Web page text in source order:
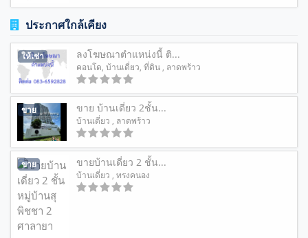
ประกาศใกล้เคียง
ให้เช่า ลงโฆษณาตำแหน่งนี้ ติ...
คอนโด, บ้านเดี่ยว, ที่ดิน , ลาดพร้าว
ขาย ขาย บ้านเดี่ยว 2ชั้น...
บ้านเดี่ยว , ลาดพร้าว
ขาย ขายบ้านเดี่ยว 2 ชั้น...
บ้านเดี่ยว , ทรงคนอง